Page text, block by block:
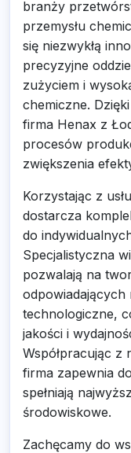
branży
przemysłu
się niezwykłą
precyzyjne
zużyciem i
chemiczne.
firma Henax z
procesów
zwiększenia
Korzystając z
dostarcza
do
Specjalistyczna
pozwalają na
technologiczne,
jakości i
Współpracując z
firma zapewnia
spełniają
środowiskowe.
Zachęcamy do